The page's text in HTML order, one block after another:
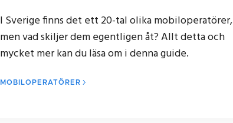
I Sverige finns det ett 20-tal olika mobiloperatörer,
men vad skiljer dem egentligen åt? Allt detta och
mycket mer kan du läsa om i denna guide.
MOBILOPERATÖRER